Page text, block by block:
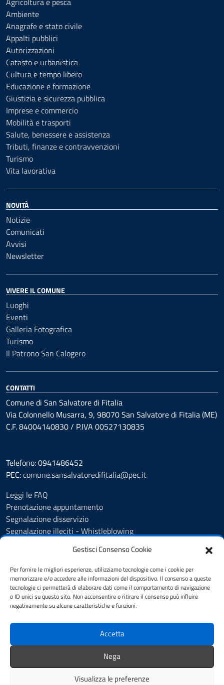
Gestisci Consenso Cookie
Per fornire le migliori esperienze, utilizziamo tecnologie come i cookie per
memorizzare e/o accedere alle informazioni del dispositivo. Il consenso a queste
tecnologie ci permetterà di elaborare dati come il comportamento di navigazione
o ID unici su questo sito. Non acconsentire o ritirare il consenso può influire
negativamente su alcune caratteristiche e funzioni.
Accetta
Nega
Visualizza le preferenze
Ambiente
Anagrafe e stato civile
Appalti pubblici
Autorizzazioni
Catasto e urbanistica
Cultura e tempo libero
Educazione e formazione
Giustizia e sicurezza pubblica
Imprese e commercio
Mobilità e trasporti
Salute, benessere e assistenza
Tributi, finanze e contravvenzioni
Turismo
Vita lavorativa
NOVITÀ
Notizie
Comunicati
Avvisi
Newsletter
VIVERE IL COMUNE
Luoghi
Eventi
Galleria Fotografica
Turismo
Il Patrono San Calogero
CONTATTI
Comune di San Salvatore di Fitalia
Via Colonnello Musarra, 9, 98070 San Salvatore di Fitalia (ME)
C.F. 84004140830 / P.IVA 00527130835
Telefono: 0941486452
PEC:comune.sansalvatoredifitalia@pec.it
Leggi le FAQ
Prenotazione appuntamento
Segnalazione disservizio
Segnalazione illeciti - Whistleblowing
Informativa privacy
Cookie policy
Dichiarazione di accessibilità
Note legali
SEGUICI SU
Facebook Comune Facebook farmacia